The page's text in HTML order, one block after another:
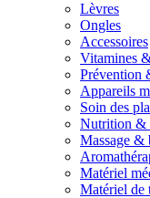
Lèvres
Ongles
Accessoires
Vitamines
Prévention
Appareils
Soin des
Nutrition &
Massage &
Matériel
Matériel de